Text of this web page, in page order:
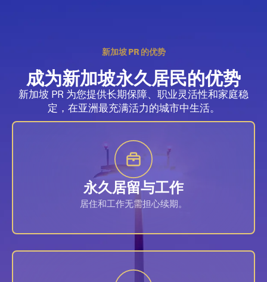
新加坡 PR 的优势
成为新加坡永久居民的优势
新加坡 PR 为您提供长期保障、职业灵活性和家庭稳
定，在亚洲最充满活力的城市中生活。
永久居留与工作
居住和工作无需担心续期。